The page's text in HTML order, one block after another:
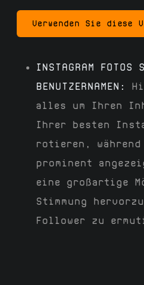
Verwenden Sie diese
INSTAGRAM FOTOS
BENUTZERNAMEN:
alles um Ihren
Ihrer besten
rotieren, während
prominent
eine großartige
Stimmung
Follower zu